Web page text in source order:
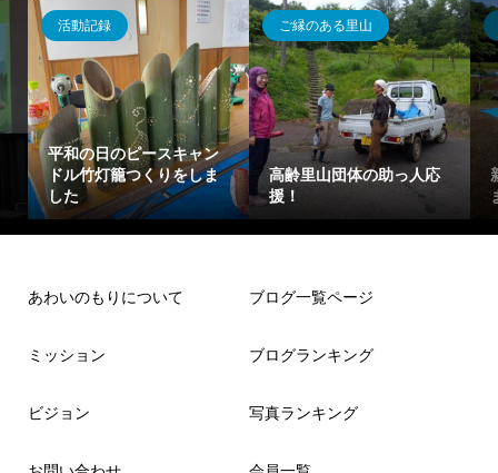
ャン
ま
ご縁のある里山
高齢里山団体の助っ人応
援！
活動記録
新緑の里山でヨガ体験し
あわいのもりについて
ミッション
ビジョン
ブログ一覧ページ
ブログランキング
写真ランキング